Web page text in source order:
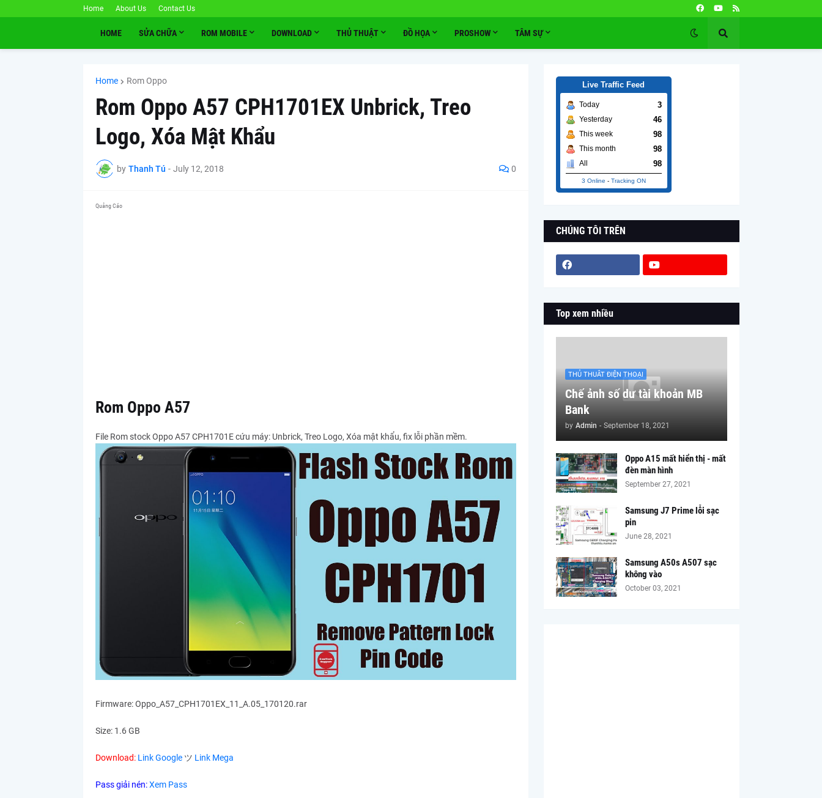
Home About Us Contact Us
HOME SỬA CHỮA ROM MOBILE DOWNLOAD THỦ THUẬT ĐỒ HỌA PROSHOW TÂM SỰ
Home Rom Oppo
Rom Oppo A57 CPH1701EX Unbrick, Treo
Logo, Xóa Mật Khẩu
by Thanh Tú - July 12, 2018 0
Quảng Cáo
Rom Oppo A57
File Rom stock Oppo A57 CPH1701E cứu máy: Unbrick, Treo Logo, Xóa mật khẩu, fix lỗi phần mềm.
Firmware: Oppo_A57_CPH1701EX_11_A.05_170120.rar
Size: 1.6 GB
Download: Link Googleツ Link Mega
Pass giải nén:Xem Pass
Live Traffic Feed
Today 3
Yesterday 46
This week 98
This month 98
All 98
3 Online - Tracking ON
CHÚNG TÔI TRÊN
Top xem nhiều
THỦ THUÂT ĐIỆN THOẠI
Chế ảnh số dư tài khoản MB
Bank
by Admin - September 18, 2021
Oppo A15 mất hiển thị - mất
đèn màn hình
September 27, 2021
Samsung J7 Prime lỗi sạc
pin
June 28, 2021
Samsung A50s A507 sạc
không vào
October 03, 2021